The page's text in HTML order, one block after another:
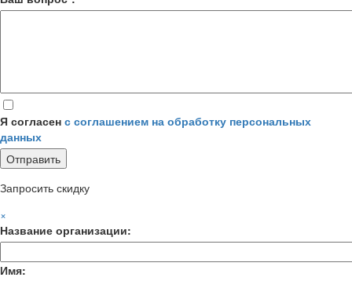
Я согласен с соглашением на обработку персональных
данных
Запросить скидку
×
Название организации:
Имя: